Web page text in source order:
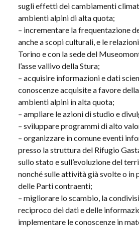
sugli effetti dei cambiamenti
ambienti alpini di alta quota;
– incrementare la frequentazione
anche a scopi culturali, e le
Torino e con la sede del
l’asse vallivo della Stura;
– acquisire informazioni e dati
conoscenze acquisite a favore
ambienti alpini in alta quota;
– ampliare le azioni di studio e
– sviluppare programmi di alto
– organizzare in comune eventi
presso la struttura del Rifugio
sullo stato e sull’evoluzione del
nonché sulle attività già svolte o in
delle Parti contraenti;
– migliorare lo scambio, la
reciproco dei dati e delle
implementare le conoscenze in